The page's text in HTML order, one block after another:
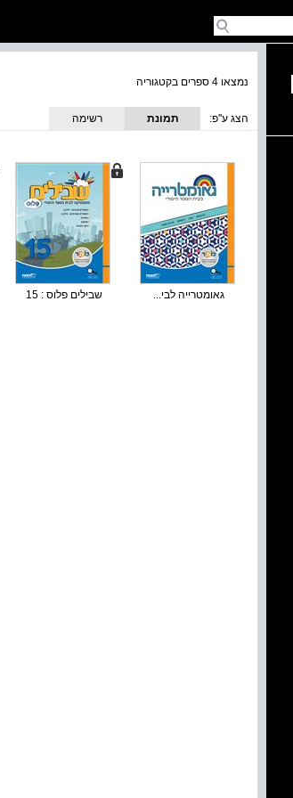
נמצאו 4 ספרים בקטגוריה
הצג ע''פ:
תמונת
רשימה
גאומטרייה לבי... שבילים פלוס : 15